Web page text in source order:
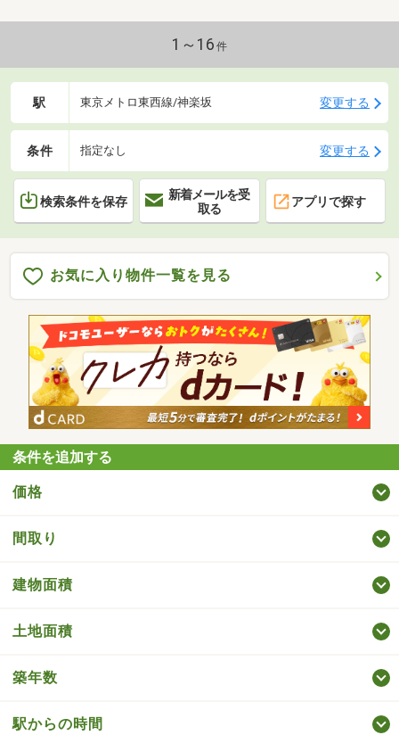
1～16 件
駅 東京メトロ東西線/神楽坂 変更する
条件 指定なし 変更する
検索条件を保存
新着メールを受
取る
アプリで探す
お気に入り物件一覧を見る
条件を追加する
価格
間取り
建物面積
土地面積
築年数
駅からの時間